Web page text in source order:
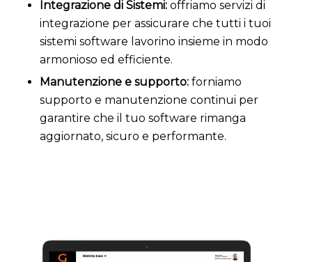
Integrazione di Sistemi:offriamo servizi di
integrazione per assicurare che tutti i tuoi
sistemi software lavorino insieme in modo
armonioso ed efficiente.
Manutenzione e supporto:forniamo
supporto e manutenzione continui per
garantire che il tuo software rimanga
aggiornato, sicuro e performante.